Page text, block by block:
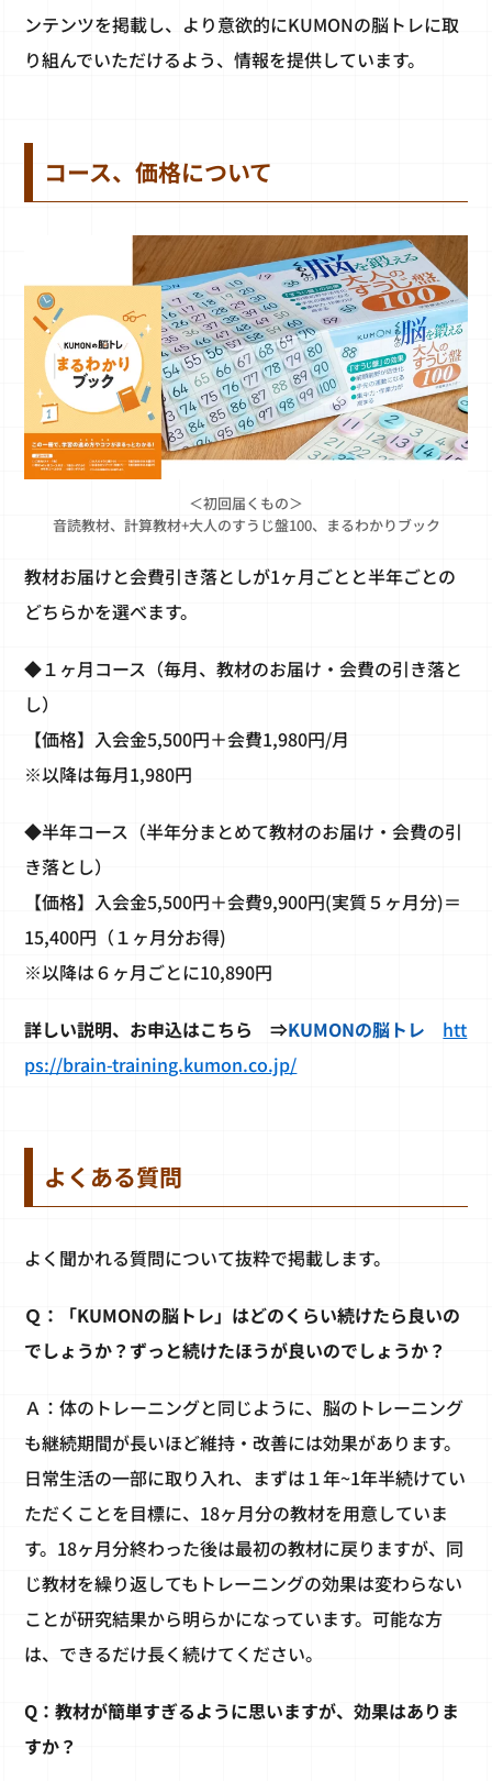
ンテンツを掲載し、より意欲的にKUMONの脳トレに取
り組んでいただけるよう、情報を提供しています。
コース、価格について
＜初回届くもの＞
音読教材、計算教材+大人のすうじ盤100、まるわかりブック
教材お届けと会費引き落としが1ヶ月ごとと半年ごとの
どちらかを選べます。
◆１ヶ月コース（毎月、教材のお届け・会費の引き落と
し）
【価格】入会金5,500円＋会費1,980円/月
※以降は毎月1,980円
◆半年コース（半年分まとめて教材のお届け・会費の引
き落とし）
【価格】入会金5,500円＋会費9,900円(実質５ヶ月分)＝
15,400円（１ヶ月分お得)
※以降は６ヶ月ごとに10,890円
詳しい説明、お申込はこちら ⇒KUMONの脳トレ htt
ps://brain-training.kumon.co.jp/
よくある質問
よく聞かれる質問について抜粋で掲載します。
Ｑ：「KUMONの脳トレ」はどのくらい続けたら良いの
でしょうか？ずっと続けたほうが良いのでしょうか？
Ａ：体のトレーニングと同じように、脳のトレーニング
も継続期間が長いほど維持・改善には効果があります。
日常生活の一部に取り入れ、まずは１年~1年半続けてい
ただくことを目標に、18ヶ月分の教材を用意していま
す。18ヶ月分終わった後は最初の教材に戻りますが、同
じ教材を繰り返してもトレーニングの効果は変わらない
ことが研究結果から明らかになっています。可能な方
は、できるだけ長く続けてください。
Q：教材が簡単すぎるように思いますが、効果はありま
すか？